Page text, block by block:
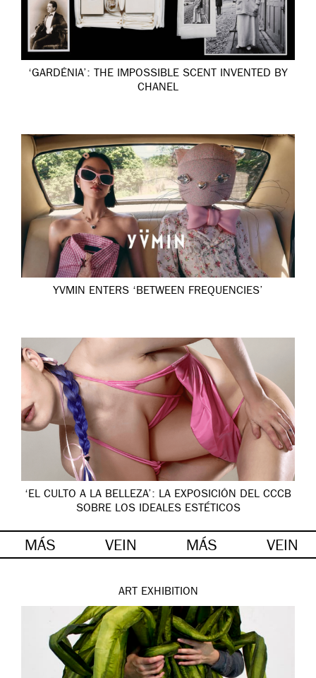
‘GARDÉNIA’: THE IMPOSSIBLE SCENT INVENTED BY
CHANEL
YVMIN ENTERS ‘BETWEEN FREQUENCIES’
‘EL CULTO A LA BELLEZA’: LA EXPOSICIÓN DEL CCCB
SOBRE LOS IDEALES ESTÉTICOS
MÁS VEIN MÁS VEIN
ART EXHIBITION